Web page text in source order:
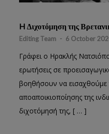
H Διχοτόμηση της
Editing Team - 6 October
Γράφει ο Ηρακλής
ερωτήσεις σε
βοηθήσουν να εισαχθούμε
αποαποικιοποίησης της
διχοτόμησή της, [ … ]